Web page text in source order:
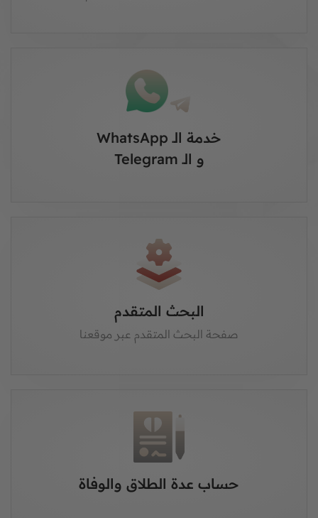
خدمة الـ WhatsApp
و الـ Telegram
البحث المتقدم
صفحة البحث المتقدم عبر موقعنا
حساب عدة الطلاق والوفاة